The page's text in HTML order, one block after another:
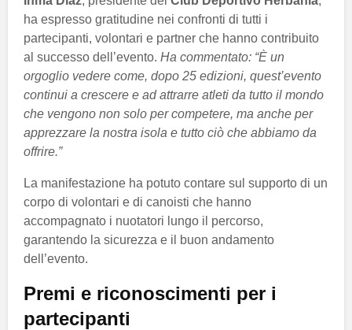
ha espresso gratitudine nei confronti di tutti i
partecipanti, volontari e partner che hanno contribuito
al successo dell’evento. Ha commentato: “È un
orgoglio vedere come, dopo 25 edizioni, quest’evento
continui a crescere e ad attrarre atleti da tutto il mondo
che vengono non solo per competere, ma anche per
apprezzare la nostra isola e tutto ciò che abbiamo da
offrire.”
La manifestazione ha potuto contare sul supporto di un
corpo di volontari e di canoisti che hanno
accompagnato i nuotatori lungo il percorso,
garantendo la sicurezza e il buon andamento
dell’evento.
Premi e riconoscimenti per i
partecipanti